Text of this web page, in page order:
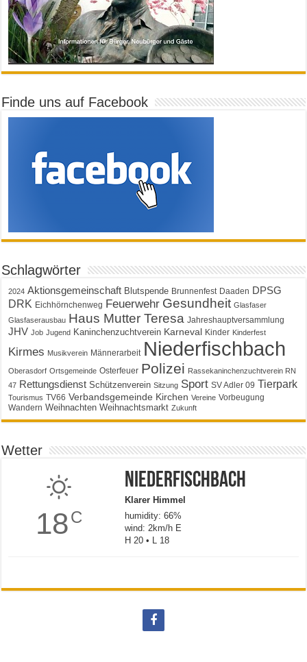
Finde uns auf Facebook
Schlagwörter
2024 Aktionsgemeinschaft Blutspende Brunnenfest Daaden DPSG
DRK Eichhörnchenweg Feuerwehr Gesundheit Glasfaser
Glasfaserausbau Haus Mutter Teresa Jahreshauptversammlung
JHV Job Jugend Kaninchenzuchtverein Karneval Kinder Kinderfest
Kirmes Musikverein Männerarbeit Niederfischbach
Oberasdorf Ortsgemeinde Osterfeuer Polizei Rassekaninchenzuchtverein RN
47 Rettungsdienst Schützenverein Sitzung Sport SV Adler 09 Tierpark
Tourismus TV66 Verbandsgemeinde Kirchen Vereine Vorbeugung
Wandern Weihnachten Weihnachtsmarkt Zukunft
Wetter
18C
Niederfischbach
Klarer Himmel
humidity: 66%
wind: 2km/h E
H 20 • L 18